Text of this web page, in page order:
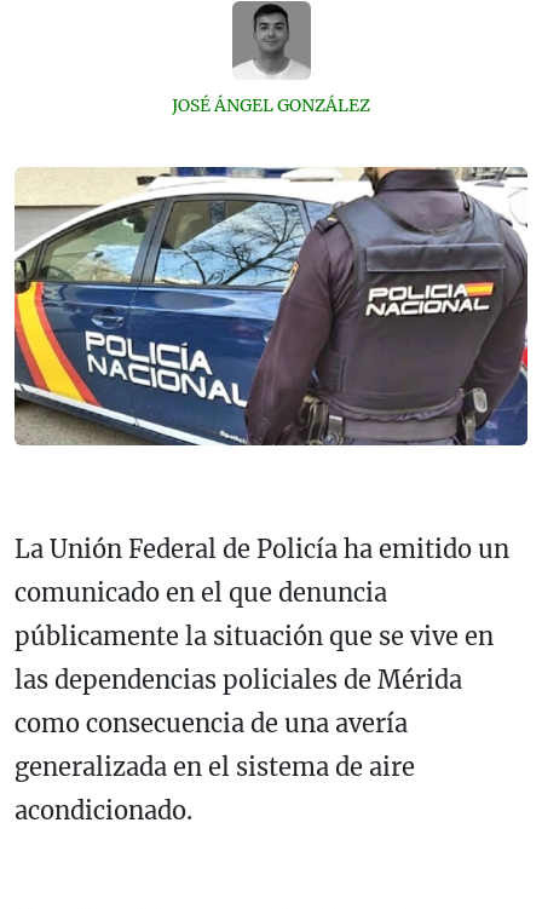
JOSÉ ÁNGEL GONZÁLEZ
La Unión Federal de Policía ha emitido un
comunicado en el que denuncia
públicamente la situación que se vive en
las dependencias policiales de Mérida
como consecuencia de una avería
generalizada en el sistema de aire
acondicionado.